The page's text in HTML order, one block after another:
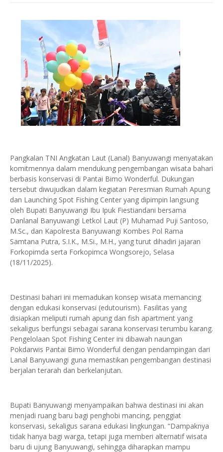
Pangkalan TNI Angkatan Laut (Lanal) Banyuwangi menyatakan
komitmennya dalam mendukung pengembangan wisata bahari
berbasis konservasi di Pantai Bimo Wonderful. Dukungan
tersebut diwujudkan dalam kegiatan Peresmian Rumah Apung
dan Launching Spot Fishing Center yang dipimpin langsung
oleh Bupati Banyuwangi Ibu Ipuk Fiestiandani bersama
Danlanal Banyuwangi Letkol Laut (P) Muhamad Puji Santoso,
M.Sc., dan Kapolresta Banyuwangi Kombes Pol Rama
Samtana Putra, S.I.K., M.Si., M.H., yang turut dihadiri jajaran
Forkopimda serta Forkopimca Wongsorejo, Selasa
(18/11/2025).
Destinasi bahari ini memadukan konsep wisata memancing
dengan edukasi konservasi (edutourism). Fasilitas yang
disiapkan meliputi rumah apung dan fish apartment yang
sekaligus berfungsi sebagai sarana konservasi terumbu karang.
Pengelolaan Spot Fishing Center ini dibawah naungan
Pokdarwis Pantai Bimo Wonderful dengan pendampingan dari
Lanal Banyuwangi guna memastikan pengembangan destinasi
berjalan terarah dan berkelanjutan.
Bupati Banyuwangi menyampaikan bahwa destinasi ini akan
menjadi ruang baru bagi penghobi mancing, penggiat
konservasi, sekaligus sarana edukasi lingkungan. “Dampaknya
tidak hanya bagi warga, tetapi juga memberi alternatif wisata
baru di ujung Banyuwangi, sehingga diharapkan mampu